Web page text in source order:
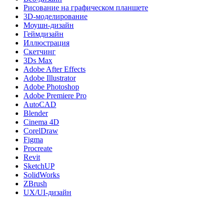
Рисование на графическом планшете
3D-моделирование
Моушн-дизайн
Геймдизайн
Иллюстрация
Скетчинг
3Ds Max
Adobe After Effects
Adobe Illustrator
Adobe Photoshop
Adobe Premiere Pro
AutoCAD
Blender
Cinema 4D
CorelDraw
Figma
Procreate
Revit
SketchUP
SolidWorks
ZBrush
UX/UI-дизайн